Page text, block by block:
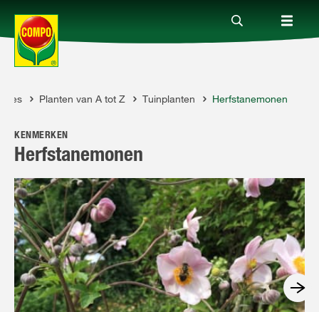
Producten
Advies
Thema's
Tot je dienst
Onderneming
Planten van A tot Z Tuinplanten Herfstanemonen
KENMERKEN
Herfstanemonen